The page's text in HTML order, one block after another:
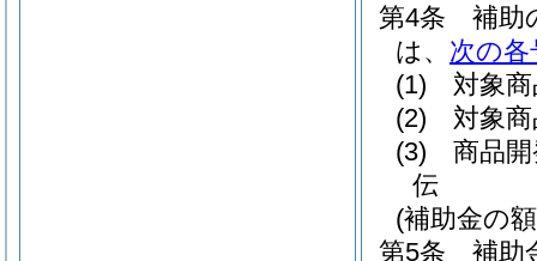
第4条
補助
は、 次の各
(1)
対象
(2)
対象
(3)
商品
伝
(補助金の
第5条
補助